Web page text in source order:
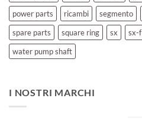
power parts
ricambi segmento
spare parts
square ring sx sx-f
water pump shaft
I NOSTRI MARCHI